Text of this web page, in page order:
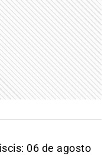
06 de agosto